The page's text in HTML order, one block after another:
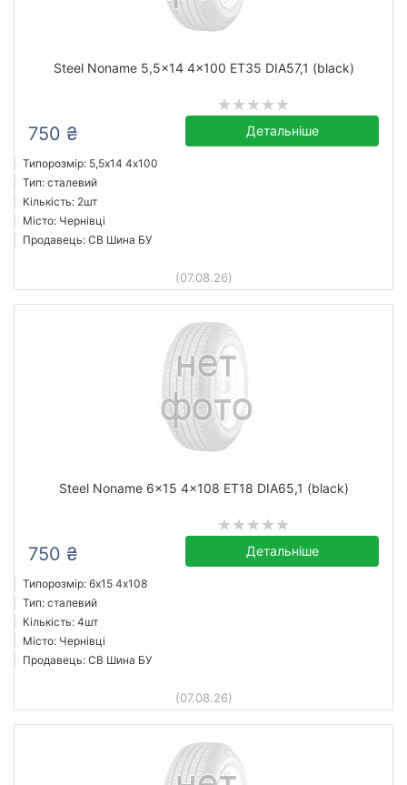
Steel Noname 5,5x14 4x100 ET35 DIA57,1 (black)
750 ₴ Детальніше
Типорозмір: 5,5x14 4х100
Тип: сталевий
Кількість: 2шт
Місто: Чернівці
Продавець: СВ Шина БУ
(07.08.26)
Steel Noname 6x15 4x108 ET18 DIA65,1 (black)
750 ₴ Детальніше
Типорозмір: 6x15 4х108
Тип: сталевий
Кількість: 4шт
Місто: Чернівці
Продавець: СВ Шина БУ
(07.08.26)